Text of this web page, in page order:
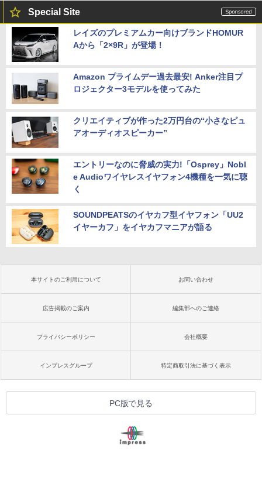
Special Site
レイズのプレミアムカー向けブランドHOMUR
Aから「2×9R」が登場！
Amazon プライムデー過去最安! Anker注目プ
ロジェクター3モデルを使ってみた
クリエイティブが作った2万円台の“小さなピュ
アオーディオスピーカー”
エントリーなのに脅威の実力!「Osprey」Nobl
e Audioワイヤレスイヤフォン4機種を一気に聴
く
SOUNDPEATSのイヤカフ型イヤフォン「UU2
イヤーカフ」をイヤカフマニアが語る
本サイトのご利用について お問い合わせ
広告掲載のご案内 編集部へのご連絡
プライバシーポリシー 会社概要
インプレスグループ 特定商取引法に基づく表示
PC版で見る